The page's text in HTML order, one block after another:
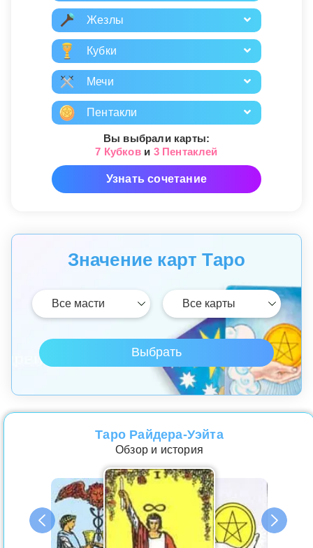
Жезлы
Кубки
Мечи
Пентакли
Вы выбрали карты:
7 Кубкови 3 Пентаклей
Узнать сочетание
Значение карт Таро
Таро Райдера-Уэйта
Обзор и история